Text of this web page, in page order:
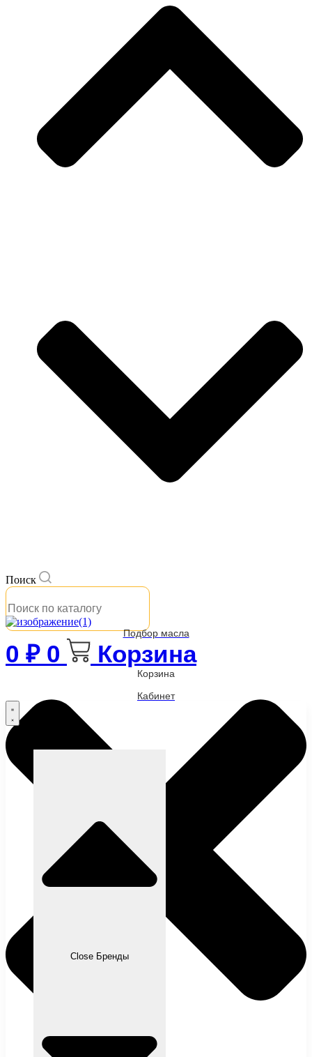
Поиск
Подбор масла
0 ₽ 0 Корзина
Корзина
Кабинет
Close Бренды